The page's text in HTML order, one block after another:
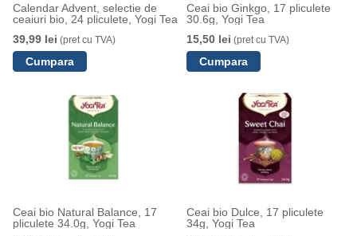
Calendar Advent, selectie de
ceaiuri bio, 24 pliculete, Yogi Tea
39,99 lei (pret cu TVA)
Ceai bio Ginkgo, 17 pliculete
30.6g, Yogi Tea
15,50 lei (pret cu TVA)
Ceai bio Natural Balance, 17
pliculete 34.0g, Yogi Tea
Ceai bio Dulce, 17 pliculete
34g, Yogi Tea